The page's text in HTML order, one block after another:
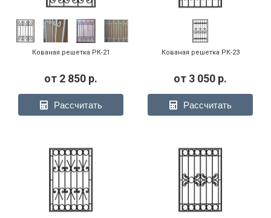
Кованая решетка РК-21
от 2 850 р.
Рассчитать
Кованая решетка РК-23
от 3 050 р.
Рассчитать